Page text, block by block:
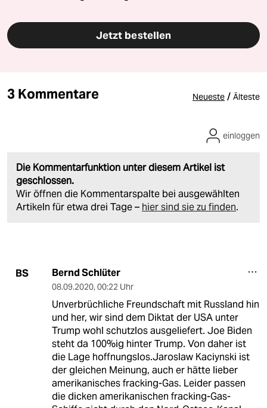
Jetzt bestellen
3 Kommentare Neueste / Älteste
Die Kommentarfunktion unter diesem Artikel ist
geschlossen.
Wir öffnen die Kommentarspalte bei ausgewählten
Artikeln für etwa drei Tage – hier sind sie zu finden.
einloggen
BS Bernd Schlüter
08.09.2020, 00:22 Uhr
Unverbrüchliche Freundschaft mit Russland hin
und her, wir sind dem Diktat der USA unter
Trump wohl schutzlos ausgeliefert. Joe Biden
steht da 100%ig hinter Trump. Von daher ist
die Lage hoffnungslos.Jaroslaw Kaciynski ist
der gleichen Meinung, auch er hätte lieber
amerikanisches fracking-Gas. Leider passen
die dicken amerikanischen fracking-Gas-